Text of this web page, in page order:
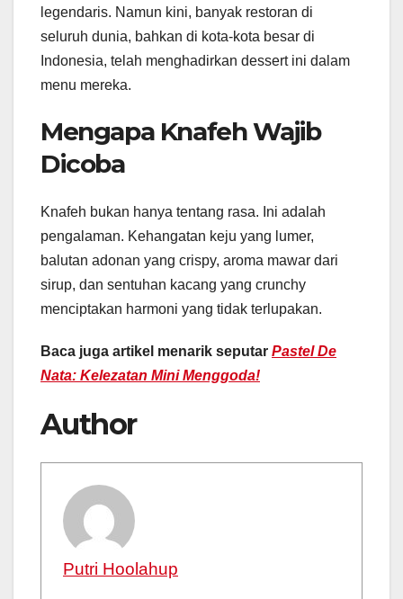
legendaris. Namun kini, banyak restoran di
seluruh dunia, bahkan di kota-kota besar di
Indonesia, telah menghadirkan dessert ini dalam
menu mereka.
Mengapa Knafeh Wajib
Dicoba
Knafeh bukan hanya tentang rasa. Ini adalah
pengalaman. Kehangatan keju yang lumer,
balutan adonan yang crispy, aroma mawar dari
sirup, dan sentuhan kacang yang crunchy
menciptakan harmoni yang tidak terlupakan.
Baca juga artikel menarik seputar Pastel De
Nata: Kelezatan Mini Menggoda!
Author
Putri Hoolahup